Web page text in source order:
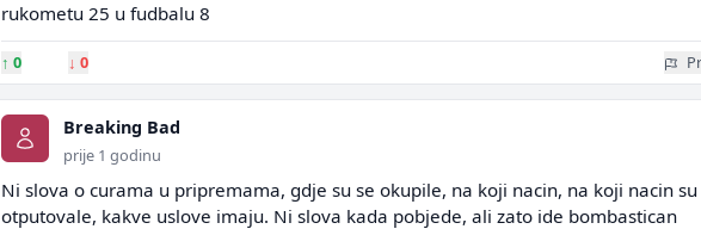
rukometu 25 u fudbalu 8
↑ 0 ↓ 0
Breaking Bad
prije 1 godinu
Ni slova o curama u pripremama, gdje su se okupile, na koji nacin, na koji nacin su
otputovale, kakve uslove imaju. Ni slova kada pobjede, ali zato ide bombastican